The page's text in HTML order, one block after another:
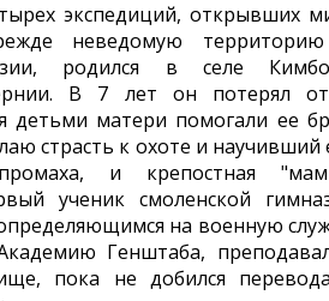
экспедиций, открывших
неведомую
родился в селе
В 7 лет он потерял
детьми матери помогали ее
страсть к охоте и научивший
и крепостная
ученик смоленской
на военную
Генштаба,
пока не добился